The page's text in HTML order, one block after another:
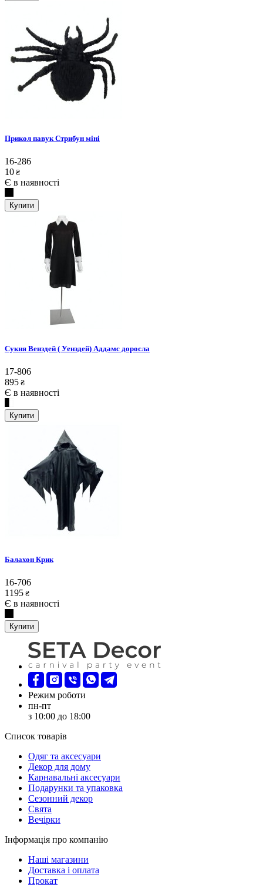
Прикол павук Стрибун міні
16-286
10 ₴
Є в наявності
Купити
Сукня Венздей ( Уенздей) Аддамс доросла
17-806
895 ₴
Є в наявності
Купити
Балахон Крик
16-706
1195 ₴
Є в наявності
Купити
Режим роботи
пн-пт
з 10:00 до 18:00
Список товарів
Oдяг та аксесуари
Декор для дому
Карнавальні аксесуари
Подарунки та упаковка
Сезонний декор
Свята
Вечірки
Інформація про компанію
Наші магазини
Доставка і оплата
Прокат